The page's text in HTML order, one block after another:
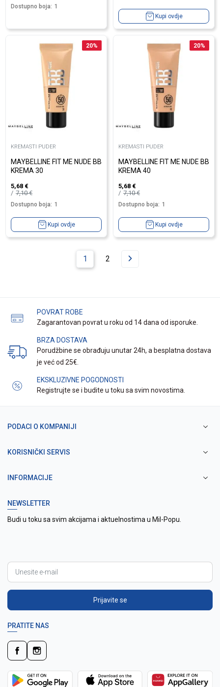
Dostupno boja: 1
Kupi ovdje
20%
KREMASTI PUDER
MAYBELLINE FIT ME NUDE BB
KREMA 30
5,68 €
7,10€
Dostupno boja: 1
Kupi ovdje
20%
KREMASTI PUDER
MAYBELLINE FIT ME NUDE BB
KREMA 40
5,68 €
7,10€
Dostupno boja: 1
Kupi ovdje
1 2
POVRAT ROBE
Zagarantovan povrat u roku od 14 dana od isporuke.
BRZA DOSTAVA
Porudžbine se obrađuju unutar 24h, a besplatna dostava
je već od 25€.
EKSKLUZIVNE POGODNOSTI
Registrujte se i budite u toku sa svim novostima.
PODACI O KOMPANIJI
KORISNIČKI SERVIS
INFORMACIJE
NEWSLETTER
Budi u toku sa svim akcijama i aktuelnostima u Mil-Popu.
Prijavite se
PRATITE NAS